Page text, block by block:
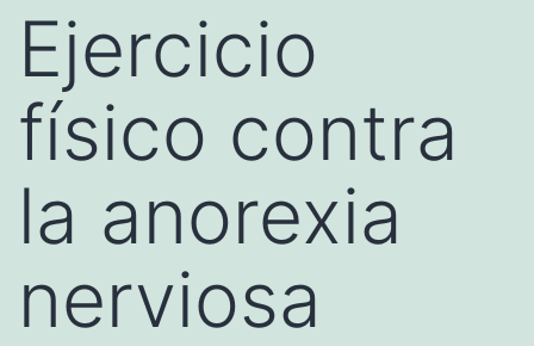
Ejercicio
físico contra
la anorexia
nerviosa